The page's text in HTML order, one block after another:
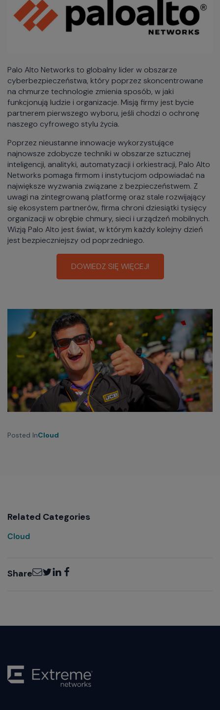
Palo Alto Networks to globalny lider w obszarze
cyberbezpieczeństwa, który poprzez skoncentrowane
na chmurze technologie zmienia sposób, w jaki
funkcjonują ludzie i organizacje. Misją firmy jest bycie
partnerem pierwszego wyboru, jeśli chodzi o ochronę
naszego cyfrowego stylu życia.
Poprzez nieustanne innowacje wykorzystujące
najnowsze zdobycze techniki w obszarze sztucznej
inteligencji, analityki, automatyzacji i orkiestracji, Palo Alto
Networks pomaga firmom i instytucjom odpowiadać na
największe wyzwania związane z bezpieczeństwem. Z
uwagi na zintegrowaną platformę oraz stale rozwijający
się ekosystem partnerów, firma chroni dziesiątki tysięcy
organizacji w obrębie chmury, sieci i urządzeń mobilnych.
Wizją Palo Alto jest świat, w którym każdy kolejny dzień
jest bezpieczniejszy od poprzedniego.
DOWIEDZ SIĘ WIĘCEJ!
Posted InCloud
Related Categories
Cloud
ShareEmailTwitter
LinkedInFacebook